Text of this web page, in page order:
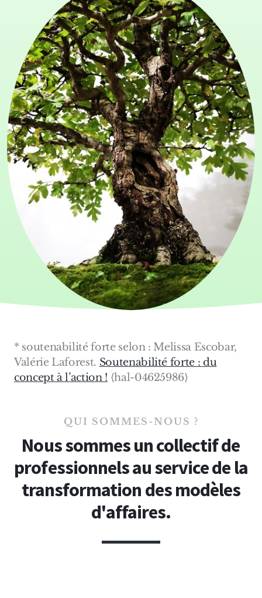
* soutenabilité forte selon : Melissa Escobar,
Valérie Laforest. Soutenabilité forte : du
concept à l’action ! ⟨hal-04625986⟩
QUI SOMMES-NOUS ?
Nous sommes un collectif de
professionnels au service de la
transformation des modèles
d'affaires.